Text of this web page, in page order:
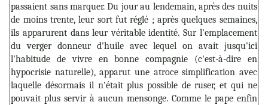
passaient sans marquer. Du jour au lendemain, après des nuits
de moins trente, leur sort fut réglé ; après quelques semaines,
ils apparurent dans leur véritable identité. Sur l'emplacement
du verger donneur d'huile avec lequel on avait jusqu'ici
l'habitude de vivre en bonne compagnie (c'est-à-dire en
hypocrisie naturelle), apparut une atroce simplification avec
laquelle désormais il n'était plus possible de ruser, et qui ne
pouvait plus servir à aucun mensonge. Comme le pape enfin